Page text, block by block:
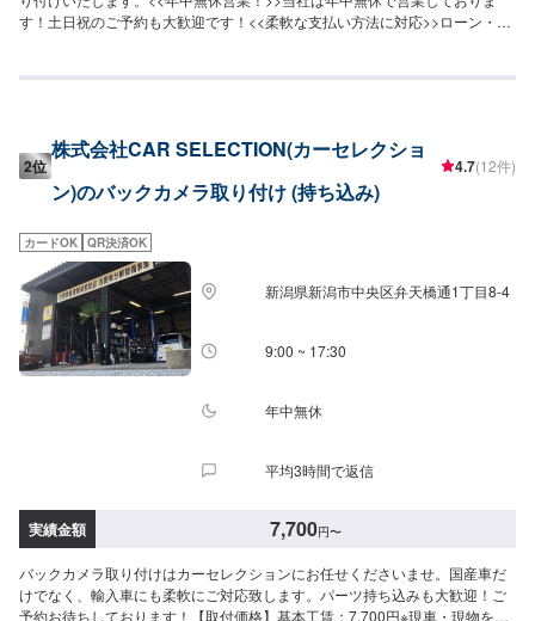
す！土日祝のご予約も大歓迎です！<<柔軟な支払い方法に対応>>ローン・ク
ぞ！
2位
株式会社CAR SELECTION(カーセレクショ
ン)のバックカメラ取り付け (持ち込み)
4.7(12件)
カードOK QR決済OK
新潟県新潟市中央区弁天橋通1丁目8-4
9:00 ~ 17:30
年中無休
平均3時間で返信
実績金額 7,700円〜
バックカメラ取り付けはカーセレクションにお任せくださいませ。国産車だ
けでなく、輸入車にも柔軟にご対応致します。パーツ持ち込みも大歓迎！ご
予約お待ちしております！【取付価格】基本工賃：7,700円※現車・現物をご